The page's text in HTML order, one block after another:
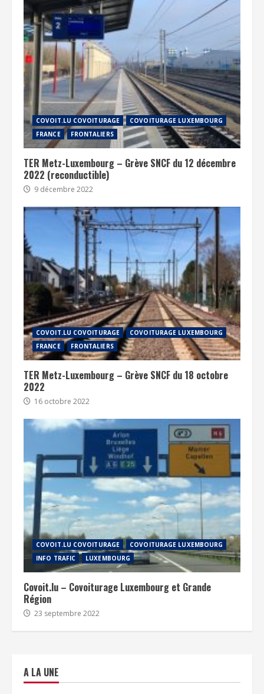
COVOIT.LU COVOITURAGE
COVOITURAGE LUXEMBOURG
FRANCE
FRONTALIERS
TER Metz-Luxembourg – Grève SNCF du 12 décembre
2022 (reconductible)
9 décembre 2022
COVOIT.LU COVOITURAGE
COVOITURAGE LUXEMBOURG
FRANCE
FRONTALIERS
TER Metz-Luxembourg – Grève SNCF du 18 octobre
2022
16 octobre 2022
COVOIT.LU COVOITURAGE
COVOITURAGE LUXEMBOURG
INFO TRAFIC
LUXEMBOURG
Covoit.lu – Covoiturage Luxembourg et Grande
Région
23 septembre 2022
A LA UNE